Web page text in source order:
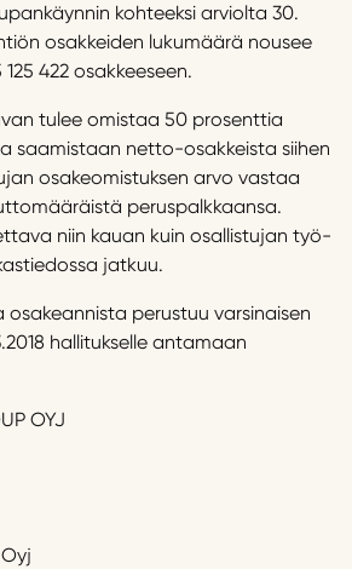
kohteeksi arviolta 30.
osakkeiden lukumäärä nousee
422 osakkeeseen.
tulee omistaa 50 prosenttia
saamistaan netto-osakkeista siihen
osakeomistuksen arvo vastaa
peruspalkkaansa.
niin kauan kuin osallistujan työ-
jatkuu.
osakeannista perustuu varsinaisen
hallitukselle antamaan
OYJ